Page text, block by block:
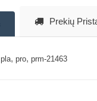
Prekių
pla, pro, prm-21463